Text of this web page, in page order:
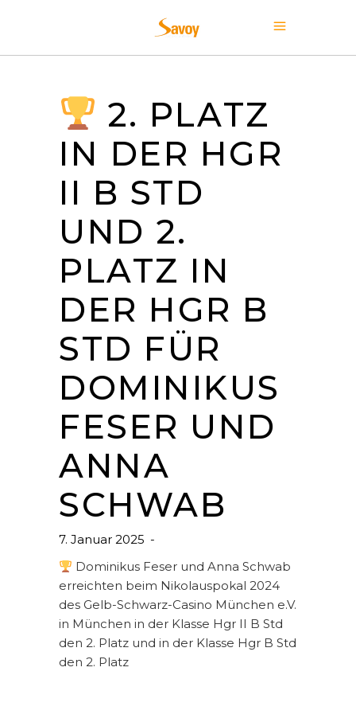
2. PLATZ
IN DER HGR
II B STD
UND 2.
PLATZ IN
DER HGR B
STD FÜR
DOMINIKUS
FESER UND
ANNA
SCHWAB
7. Januar 2025
Dominikus Feser und Anna Schwab
erreichten beim Nikolauspokal 2024
des Gelb-Schwarz-Casino München e.V.
in München in der Klasse Hgr II B Std
den 2. Platz und in der Klasse Hgr B Std
den 2. Platz